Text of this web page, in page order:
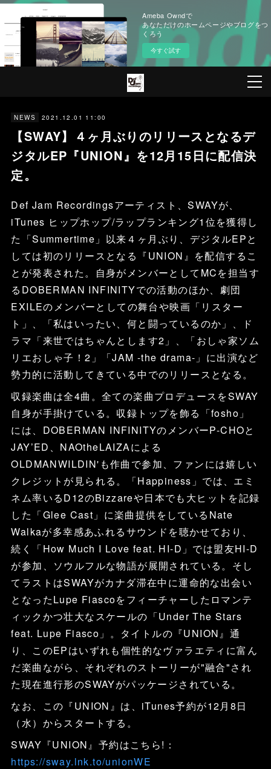
Ameba Owndで
あなただけのホームページやブログをつ
くろう
今すぐ試す
NEWS 2021.12.01 11:00
【SWAY】４ヶ月ぶりのリリースとなるデ
ジタルEP『UNION』を12月15日に配信決
定。
Def Jam Recordingsアーティスト、SWAYが、
iTunes ヒップホップ/ラップランキング1位を獲得し
た「Summertime」以来４ヶ月ぶり、デジタルEPと
しては初のリリースとなる『UNION』を配信するこ
とが発表された。自身がメンバーとしてMCを担当す
るDOBERMAN INFINITYでの活動のほか、劇団
EXILEのメンバーとしての舞台や映画「リスター
ト」、「私はいったい、何と闘っているのか」、ド
ラマ「来世ではちゃんとします2」、「おしゃ家ソム
リエおしゃ子！2」「JAM -the drama-」に出演など
勢力的に活動してきている中でのリリースとなる。
収録楽曲は全4曲。全ての楽曲プロデュースをSWAY
自身が手掛けている。収録トップを飾る「fosho」
には、DOBERMAN INFINITYのメンバーP-CHOと
JAY’ED、NAOtheLAIZAによる
OLDMANWILDIN'も作曲で参加、ファンには嬉しい
クレジットが見られる。「Happiness」では、エミ
ネム率いるD12のBizzareや日本でも大ヒットを記録
した「Glee Cast」に楽曲提供をしているNate
Walkaが多幸感あふれるサウンドを聴かせており、
続く「How Much I Love feat. HI-D」では盟友HI-D
が参加、ソウルフルな物語が展開されている。そし
てラストはSWAYがカナダ滞在中に運命的な出会い
となったLupe Fiascoをフィーチャーしたロマンテ
ィックかつ壮大なスケールの「Under The Stars
feat. Lupe Fiasco」。タイトルの『UNION』通
り、このEPはいずれも個性的なヴァラエティに富ん
だ楽曲ながら、それぞれのストーリーが"融合"され
た現在進行形のSWAYがパッケージされている。
なお、この『UNION』は、iTunes予約が12月8日
（水）からスタートする。
SWAY『UNION』予約はこちら!：
https://sway.lnk.to/unionWE